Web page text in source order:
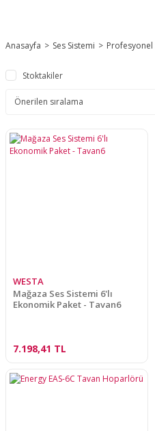
Anasayfa Ses Sistemi Profesyonel
Stoktakiler
WESTA
Mağaza Ses Sistemi 6'lı
Ekonomik Paket - Tavan6
7.198,41 TL